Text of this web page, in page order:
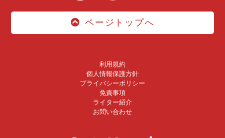
ページトップへ
利用規約
個人情報保護方針
プライバシーポリシー
免責事項
ライター紹介
お問い合わせ